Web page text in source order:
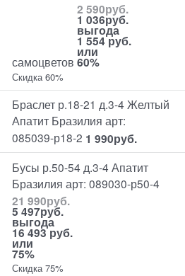
самоцветов
2 590руб.
1 036руб.
выгода
1 554 руб.
или
60%
Скидка 60%
Браслет р.18-21 д.3-4 Желтый
Апатит Бразилия арт:
085039-р18-2 1 990руб.
Бусы р.50-54 д.3-4 Апатит
Бразилия арт: 089030-р50-4
21 990руб.
5 497руб.
выгода
16 493 руб.
или
75%
Скидка 75%